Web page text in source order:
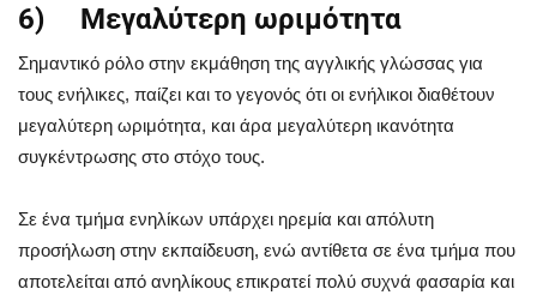
6) Μεγαλύτερη ωριμότητα
Σημαντικό ρόλο στην εκμάθηση της αγγλικής γλώσσας για
τους ενήλικες, παίζει και το γεγονός ότι οι ενήλικοι διαθέτουν
μεγαλύτερη ωριμότητα, και άρα μεγαλύτερη ικανότητα
συγκέντρωσης στο στόχο τους.
Σε ένα τμήμα ενηλίκων υπάρχει ηρεμία και απόλυτη
προσήλωση στην εκπαίδευση, ενώ αντίθετα σε ένα τμήμα που
αποτελείται από ανηλίκους επικρατεί πολύ συχνά φασαρία και